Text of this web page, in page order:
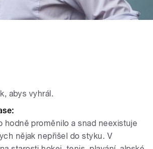
abys vyhrál.
hodně proměnilo a snad neexistuje
nějak nepřišel do styku. V